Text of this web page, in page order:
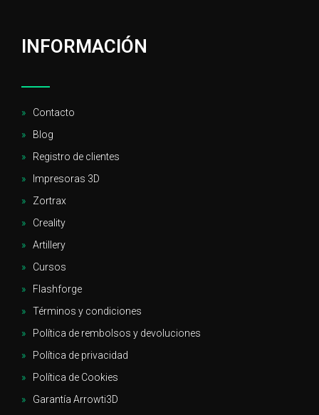
INFORMACIÓN
Contacto
Blog
Registro de clientes
Impresoras 3D
Zortrax
Creality
Artillery
Cursos
Flashforge
Términos y condiciones
Política de rembolsos y devoluciones
Política de privacidad
Política de Cookies
Garantía Arrowti3D